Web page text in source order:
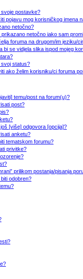
svoje postavke?
pojavu mog korisničkog imena
netočno?
prikazano netočno iako sam
foruma na drugom/im jeziku/
bi se vidjela slika ispod mojeg
svoj status?
ako želim korisniku/ci foruma
temu/post na forum(u)?
post?
[više] odgovora [opcija]?
anketu?
tematskom forumu?
privitke?
prilikom postanja/pisanja
odobren?